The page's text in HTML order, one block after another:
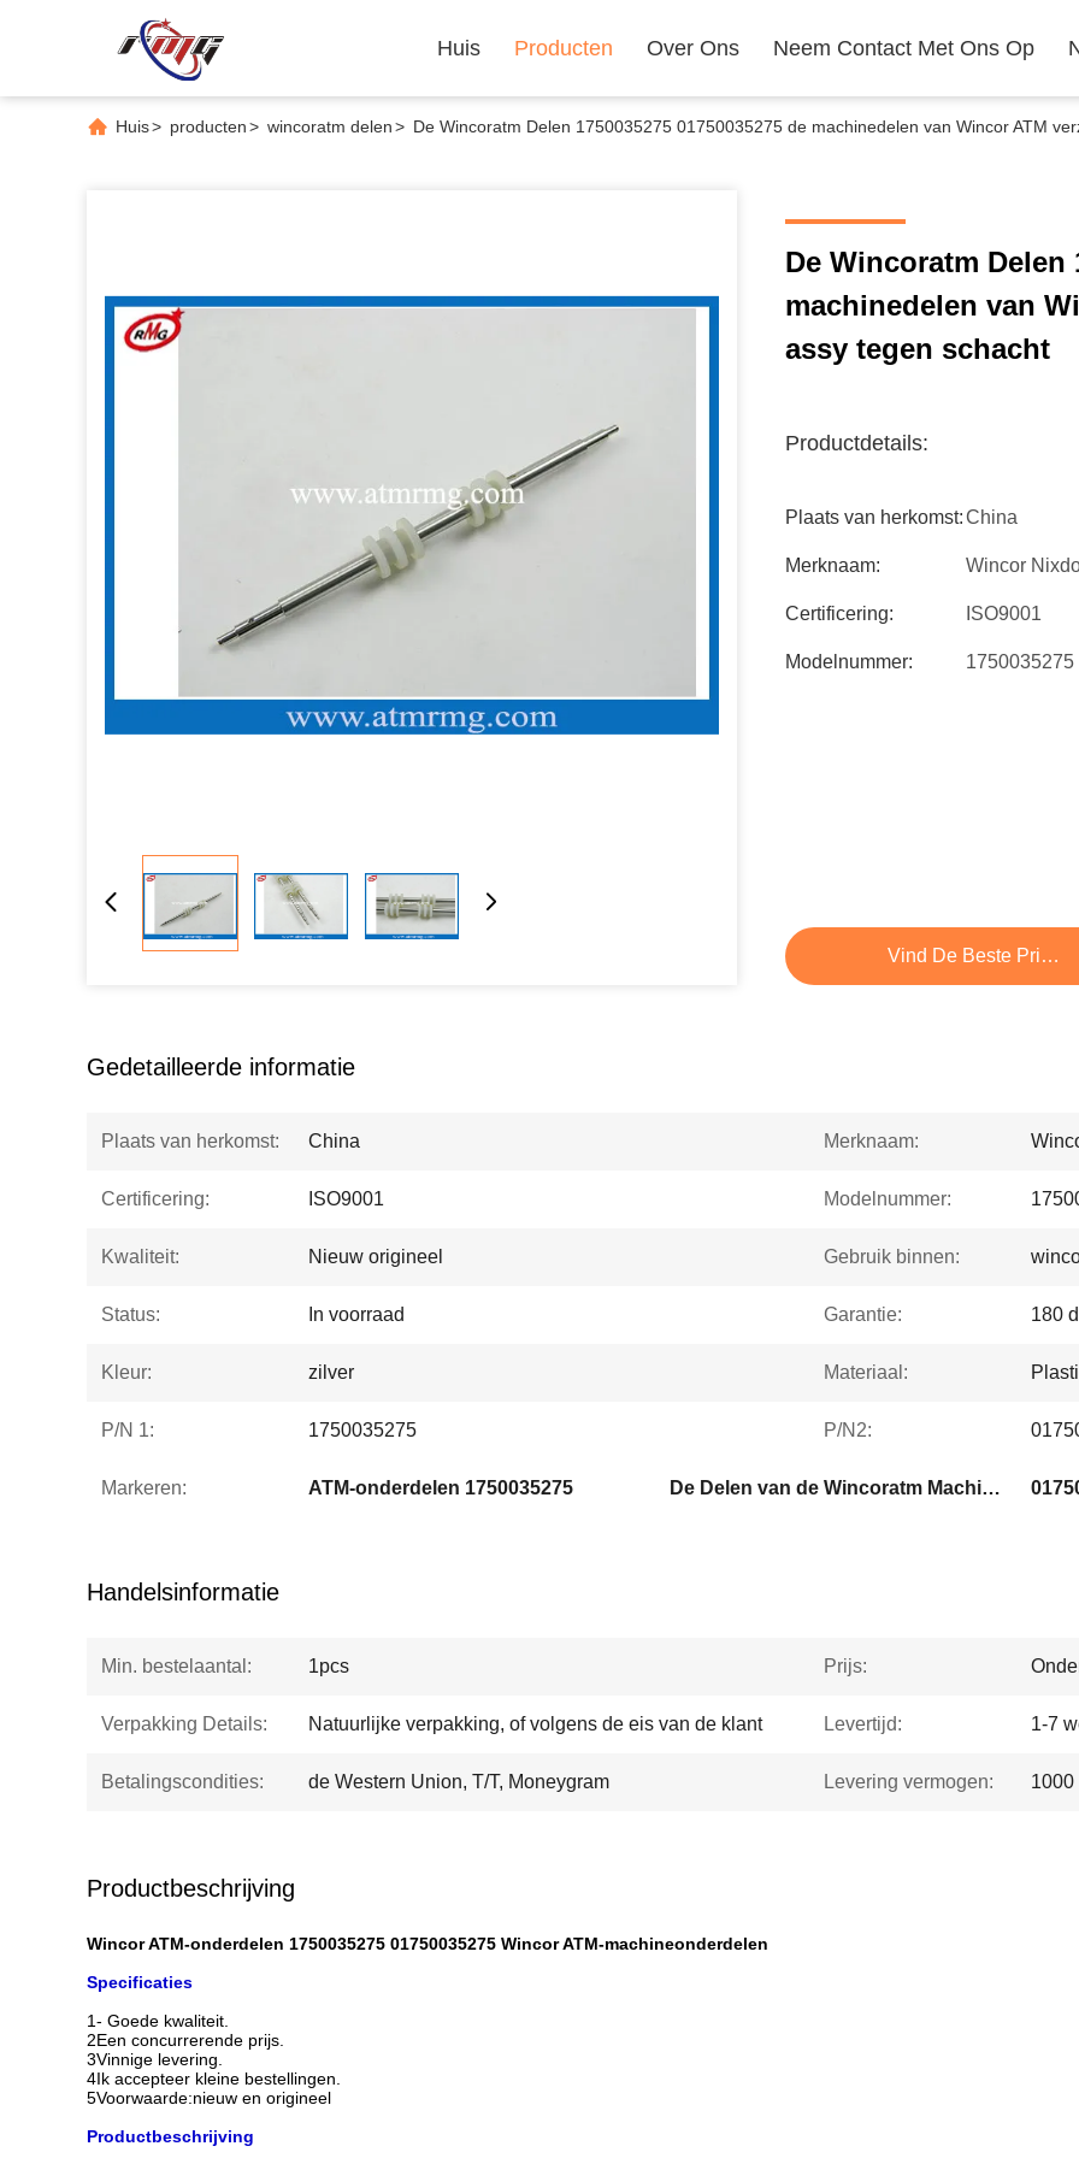
Huis Producten Over Ons Neem Contact Met Ons Op
Huis> producten> wincoratm delen> De Wincoratm Delen 1750035275 01750035275 de machinedelen van Wincor ATM
De Wincoratm Delen
machinedelen van
assy tegen schacht
Productdetails:
Plaats van herkomst:China
Merknaam: Wincor
Certificering: ISO9001
Modelnummer: 1750035275
Vind De Beste Prijs
Gedetailleerde informatie
Plaats van herkomst: China Merknaam:
Certificering: ISO9001 Modelnummer:
Kwaliteit: Nieuw origineel Gebruik binnen:
Status: In voorraad Garantie: 180
Kleur: zilver Materiaal:
P/N 1: 1750035275 P/N2:
Markeren: ATM-onderdelen 1750035275 De Delen van de Wincoratm Machine
Handelsinformatie
Min. bestelaantal: 1pcs Prijs:
Verpakking Details: Natuurlijke verpakking, of volgens de eis van de klant Levertijd: 1-7
Betalingscondities: de Western Union, T/T, Moneygram Levering vermogen: 1000
Productbeschrijving
Wincor ATM-onderdelen 1750035275 01750035275 Wincor ATM-machineonderdelen
Specificaties
1- Goede kwaliteit.
2Een concurrerende prijs.
3Vinnige levering.
4Ik accepteer kleine bestellingen.
5Voorwaarde:nieuw en origineel
Productbeschrijving